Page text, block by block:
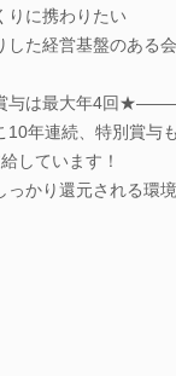
に携わりたい
た経営基盤のある
は最大年4回
10年連続、特別賞与
しています！
っかり還元される環境